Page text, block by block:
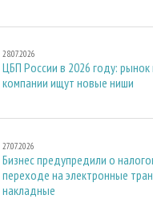
28.07.2026
ЦБП России в 2026 году: рынок
компании ищут новые ниши
27.07.2026
Бизнес предупредили о
переходе на электронные
накладные